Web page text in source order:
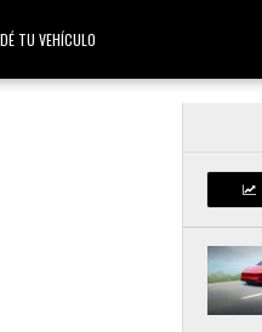
TU VEHÍCULO